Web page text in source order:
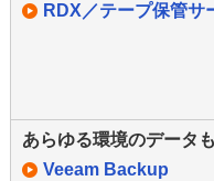
RDX／テープ保管サ
あらゆる環境のデータ
Veeam Backup